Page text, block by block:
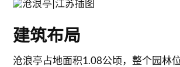
建筑布局
沧浪亭占地面积1.08公顷，整个园林